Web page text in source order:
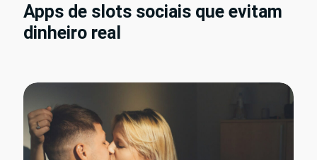
Apps de slots sociais que evitam
dinheiro real